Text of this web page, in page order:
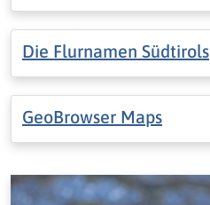
Die Flurnamen Südtirols
GeoBrowser Maps